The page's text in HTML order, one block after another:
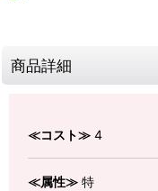
商品詳細
≪コスト≫ 4
≪属性≫ 特